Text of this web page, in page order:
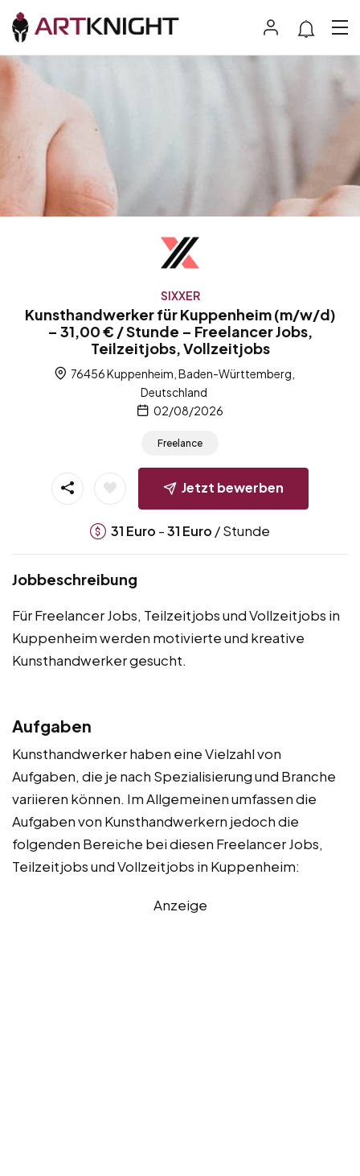
SIXXER
Kunsthandwerker für Kuppenheim (m/w/d)
– 31,00 € / Stunde – Freelancer Jobs,
Teilzeitjobs, Vollzeitjobs
76456 Kuppenheim, Baden-Württemberg,
Deutschland
02/08/2026
Freelance
Jetzt bewerben
31 Euro -31 Euro / Stunde
Jobbeschreibung
Für Freelancer Jobs, Teilzeitjobs und Vollzeitjobs in
Kuppenheim werden motivierte und kreative
Kunsthandwerker gesucht.
Aufgaben
Kunsthandwerker haben eine Vielzahl von
Aufgaben, die je nach Spezialisierung und Branche
variieren können. Im Allgemeinen umfassen die
Aufgaben von Kunsthandwerkern jedoch die
folgenden Bereiche bei diesen Freelancer Jobs,
Teilzeitjobs und Vollzeitjobs in Kuppenheim:
Anzeige